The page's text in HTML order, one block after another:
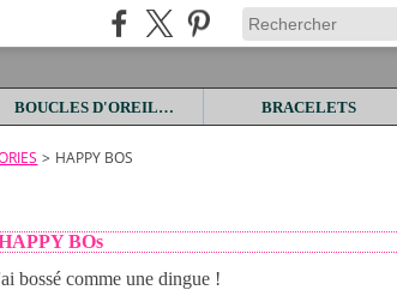
BOUCLES D'OREILLES BRACELETS
> HAPPY BOS
BOs
bossé comme une dingue !